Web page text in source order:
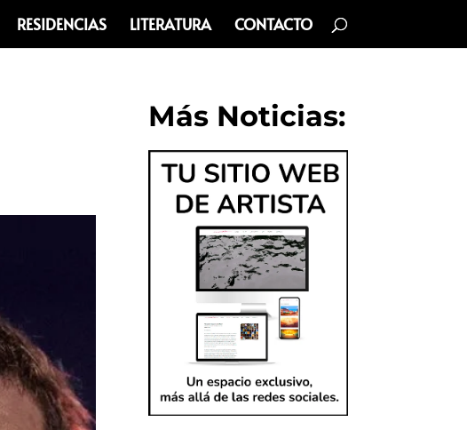
RESIDENCIAS LITERATURA CONTACTO
Más Noticias: